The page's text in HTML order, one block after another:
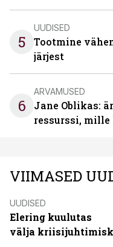
5
UUDISED
Tootmine
järjest
6
ARVAMUSED
Jane Oblikas:
ressurssi, mille
VIIMASED
UUDISED
Elering kuulutas
välja